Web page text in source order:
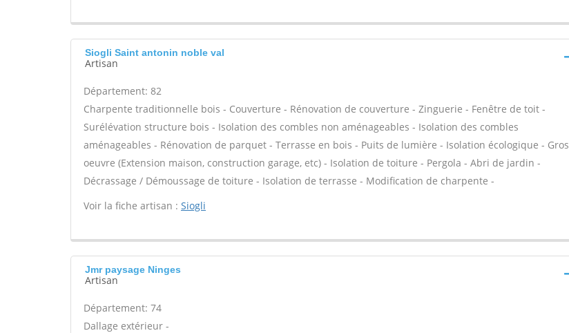
Siogli Saint antonin noble val
Artisan
Département: 82
Charpente traditionnelle bois - Couverture - Rénovation de couverture - Zinguerie - Fenêtre de toit -
Surélévation structure bois - Isolation des combles non aménageables - Isolation des combles
aménageables - Rénovation de parquet - Terrasse en bois - Puits de lumière - Isolation écologique - Gros
oeuvre (Extension maison, construction garage, etc) - Isolation de toiture - Pergola - Abri de jardin -
Décrassage / Démoussage de toiture - Isolation de terrasse - Modification de charpente -
Voir la fiche artisan : Siogli
Jmr paysage Ninges
Artisan
Département: 74
Dallage extérieur -